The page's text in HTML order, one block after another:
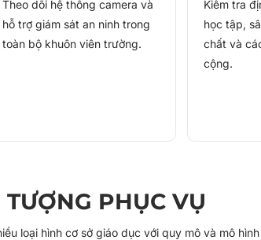
Theo dõi hệ thống camera và
hỗ trợ giám sát an ninh trong
toàn bộ khuôn viên trường.
Kiểm tra
học tập,
chất và
cộng.
PHỤC VỤ
loại hình cơ sở giáo dục với quy mô và mô